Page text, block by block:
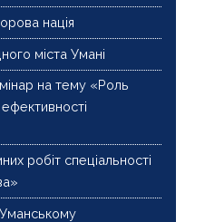
нація
міста Умані
на тему «Роль
робіт спеціальності